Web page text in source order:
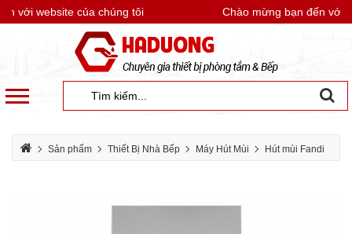
với website của chúng tôi Chào mừng bạn đến với
Sản phẩm Thiết Bị Nhà Bếp Máy Hút Mùi Hút mùi Fandi